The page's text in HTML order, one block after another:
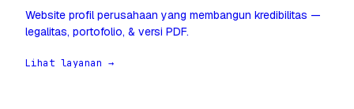
Website profil perusahaan yang membangun kredibilitas —
legalitas, portofolio, & versi PDF.
Lihat layanan →